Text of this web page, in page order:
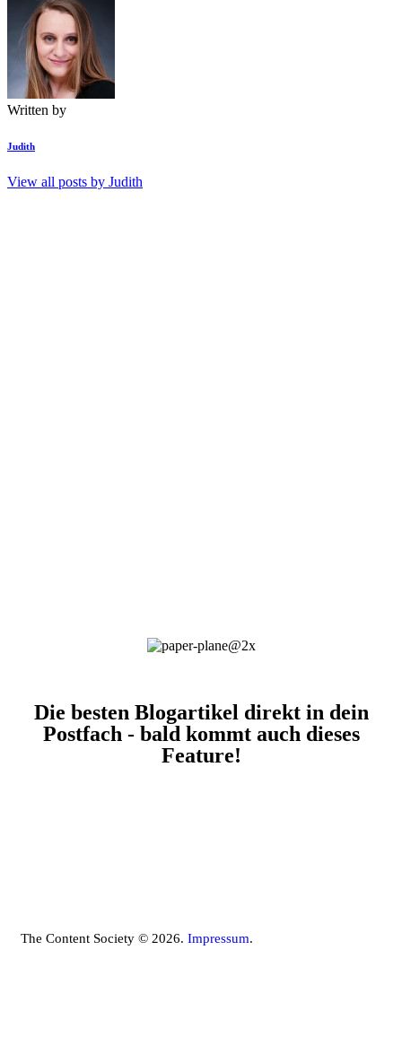
Written by
Judith
View all posts by Judith
Die besten Blogartikel direkt in dein
Postfach - bald kommt auch dieses
Feature!
The Content Society © 2026. Impressum.